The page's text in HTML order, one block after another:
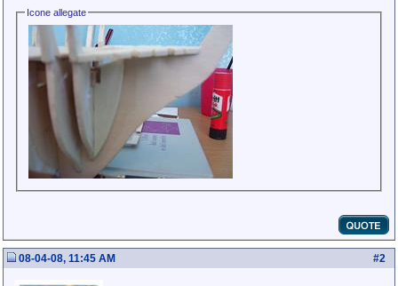
Icone allegate
#2
08-04-08, 11:45 AM